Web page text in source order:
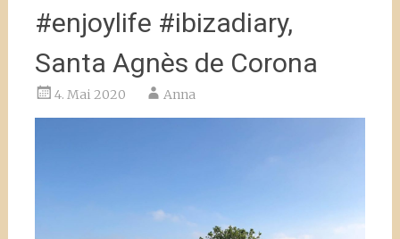
#enjoylife #ibizadiary,
Santa Agnès de Corona
4. Mai 2020 Anna